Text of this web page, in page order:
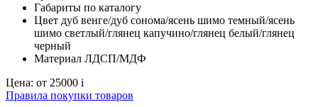
Габариты по каталогу
Цвет дуб венге/дуб сонома/ясень шимо темный/ясень
шимо светлый/глянец капучино/глянец белый/глянец
черный
Материал ЛДСП/МДФ
Цена: от 25000 i
Правила покупки товаров